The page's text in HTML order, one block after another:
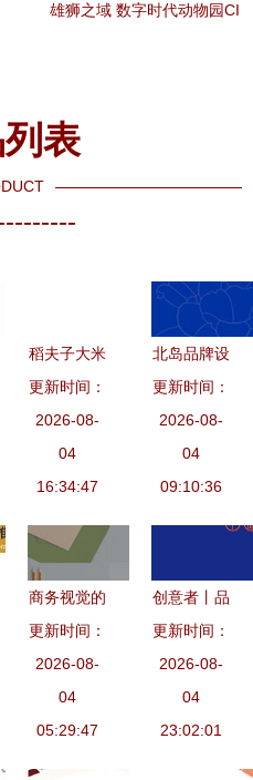
雄狮之域 数字时代动物园CI
表
稻夫子大米
简单粗暴的
品牌策划实
战法则
更新时间：
2026-08-
04
16:34:47
北岛品牌设
计经典案例
茶花家居从
3000万到
30亿的成功
更新时间：
2026-08-
04
09:10:36
商务视觉的
硬核升级
高端品牌VI
模板的设计
价值提炼与
更新时间：
2026-08-
04
05:29:47
创意者丨品
牌策划公司
为何日益受
企业青睐？
更新时间：
2026-08-
04
23:02:01